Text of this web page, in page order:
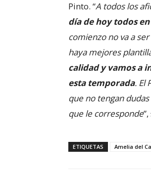
Pinto. “A todos los
día de hoy todos
comienzo no va a
haya mejores
calidad y vamos a
esta temporada. El
que no tengan
que le corresponde
ETIQUETAS Amelia del